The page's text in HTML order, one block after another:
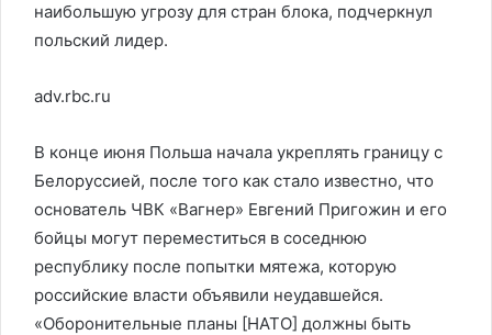
наибольшую угрозу для стран блока, подчеркнул
польский лидер.
adv.rbc.ru
В конце июня Польша начала укреплять границу с
Белоруссией, после того как стало известно, что
основатель ЧВК «Вагнер» Евгений Пригожин и его
бойцы могут переместиться в соседнюю
республику после попытки мятежа, которую
российские власти объявили неудавшейся.
«Оборонительные планы [НАТО] должны быть